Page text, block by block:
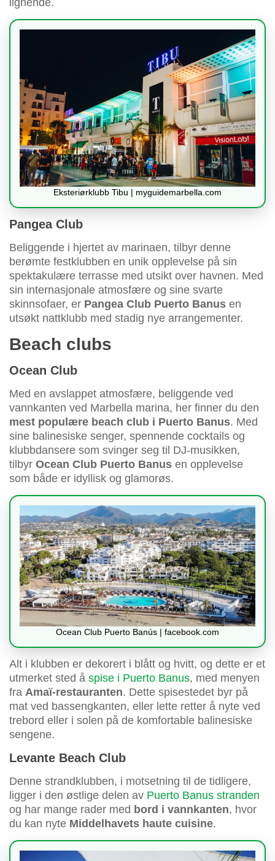
lignende.
Eksteriørklubb Tibu | myguidemarbella.com
Pangea Club
Beliggende i hjertet av marinaen, tilbyr denne
berømte festklubben en unik opplevelse på sin
spektakulære terrasse med utsikt over havnen. Med
sin internasjonale atmosfære og sine svarte
skinnsofaer, er Pangea Club Puerto Banus en
utsøkt nattklubb med stadig nye arrangementer.
Beach clubs
Ocean Club
Med en avslappet atmosfære, beliggende ved
vannkanten ved Marbella marina, her finner du den
mest populære beach club i Puerto Banus. Med
sine balinesiske senger, spennende cocktails og
klubbdansere som svinger seg til DJ-musikken,
tilbyr Ocean Club Puerto Banus en opplevelse
som både er idyllisk og glamorøs.
Ocean Club Puerto Banús | facebook.com
Alt i klubben er dekorert i blått og hvitt, og dette er et
utmerket sted å spise i Puerto Banus, med menyen
fra Amaï-restauranten. Dette spisestedet byr på
mat ved bassengkanten, eller lette retter å nyte ved
trebord eller i solen på de komfortable balinesiske
sengene.
Levante Beach Club
Denne strandklubben, i motsetning til de tidligere,
ligger i den østlige delen av Puerto Banus stranden
og har mange rader med bord i vannkanten, hvor
du kan nyte Middelhavets haute cuisine.